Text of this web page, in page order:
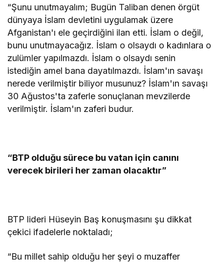
“Şunu unutmayalım; Bugün Taliban denen örgüt
dünyaya İslam devletini uygulamak üzere
Afganistan'ı ele geçirdiğini ilan etti. İslam o değil,
bunu unutmayacağız. İslam o olsaydı o kadınlara o
zulümler yapılmazdı. İslam o olsaydı senin
istediğin amel bana dayatılmazdı. İslam'ın savaşı
nerede verilmiştir biliyor musunuz? İslam'ın savaşı
30 Ağustos'ta zaferle sonuçlanan mevzilerde
verilmiştir. İslam'ın zaferi budur.
“BTP olduğu sürece bu vatan için canını
verecek birileri her zaman olacaktır”
BTP lideri Hüseyin Baş konuşmasını şu dikkat
çekici ifadelerle noktaladı;
“Bu millet sahip olduğu her şeyi o muzaffer